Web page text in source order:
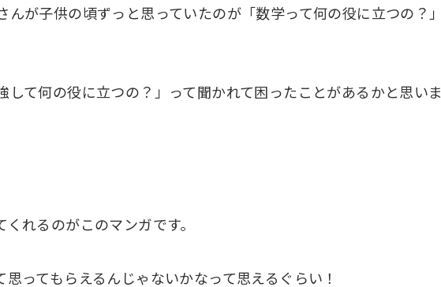
が子供の頃ずっと思っていたのが「数学って何の役に立つの？」
して何の役に立つの？」って聞かれて困ったことがあるかと思いま
れるのがこのマンガです。
ってもらえるんじゃないかなって思えるぐらい！